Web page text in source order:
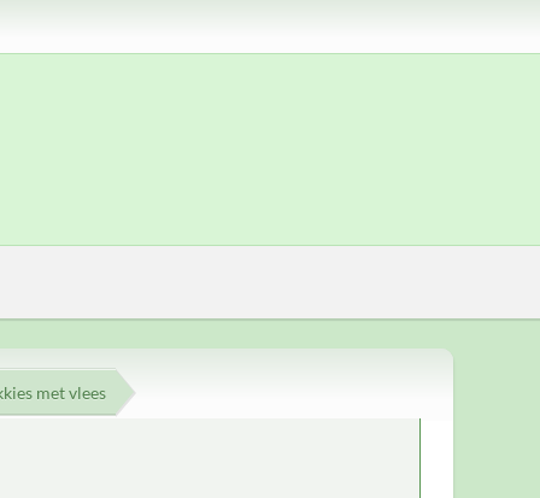
met vlees